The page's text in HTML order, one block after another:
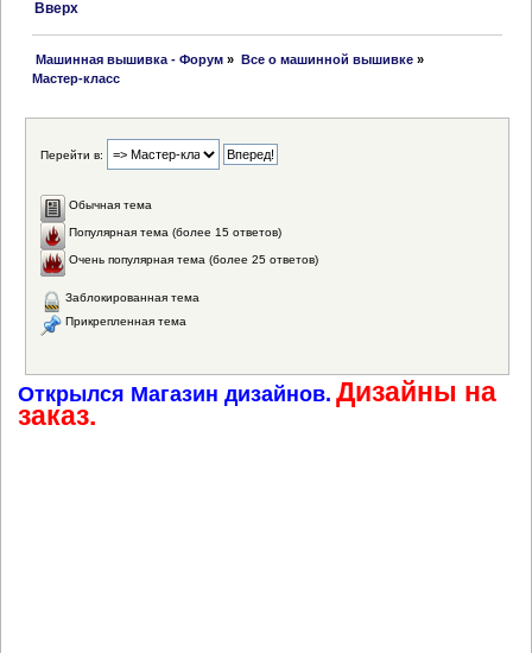
Вверх
Машинная вышивка - Форум » Все о машинной вышивке»
Мастер-класс
Перейти в:
Обычная тема
Популярная тема (более 15 ответов)
Очень популярная тема (более 25 ответов)
Заблокированная тема
Прикрепленная тема
Открылся Магазин дизайнов. Дизайны на
заказ.